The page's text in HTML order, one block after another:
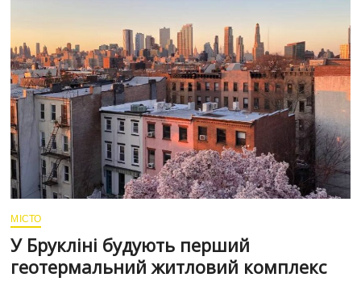
МІСТО
У Брукліні будують перший
геотермальний житловий комплекс